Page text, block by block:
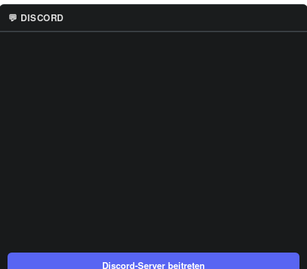
💬 DISCORD
Discord-Server beitreten